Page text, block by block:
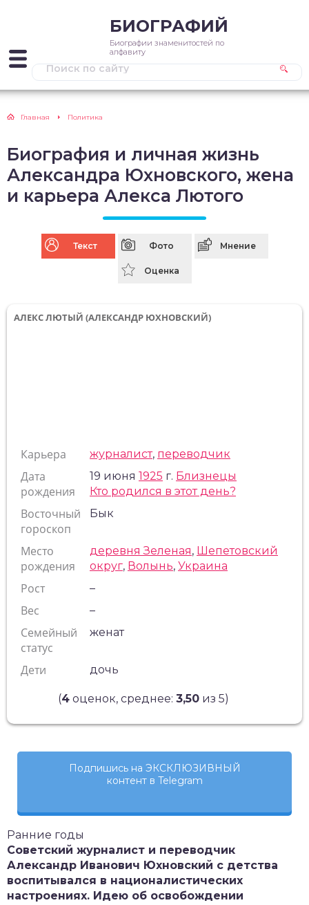
БИОГРАФИЙ
Биографии знаменитостей по
алфавиту
Главная Политика
Биография и личная жизнь
Александра Юхновского, жена
и карьера Алекса Лютого
Текст Фото Мнение
Оценка
АЛЕКС ЛЮТЫЙ (АЛЕКСАНДР ЮХНОВСКИЙ)
Карьера журналист, переводчик
Дата
рождения
19 июня 1925 г. Близнецы
Кто родился в этот день?
Восточный
гороскоп
Бык
Место
рождения
деревня Зеленая, Шепетовский
округ, Волынь, Украина
Рост –
Вес –
Семейный
статус
женат
Дети дочь
(4 оценок, среднее: 3,50 из 5)
Подпишись на ЭКСКЛЮЗИВНЫЙ
контент в Telegram
Ранние годы
Советский журналист и переводчик
Александр Иванович Юхновский с детства
воспитывался в националистических
настроениях. Идею об освобождении